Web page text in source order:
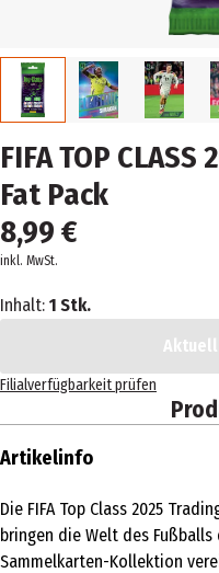
FIFA TOP
Fat Pack
8,99 €
inkl. MwSt.
Inhalt: 1 Stk.
Filialverfügbarkeit prüfen
Artikelinfo
Die FIFA Top Class 2025
bringen die Welt des Fußballs
Sammelkarten-Kollektion